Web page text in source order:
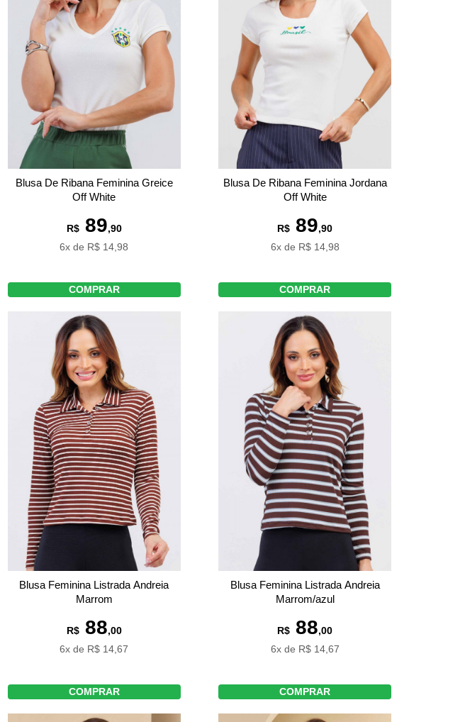
Blusa De Ribana Feminina Greice
Off White
R$89,90
6x de R$ 14,98
COMPRAR
Blusa De Ribana Feminina Jordana
Off White
R$ 89,90
6x de R$ 14,98
COMPRAR
Blusa Feminina Listrada Andreia
Marrom
R$88,00
6x de R$ 14,67
COMPRAR
Blusa Feminina Listrada Andreia
Marrom/azul
R$ 88,00
6x de R$ 14,67
COMPRAR